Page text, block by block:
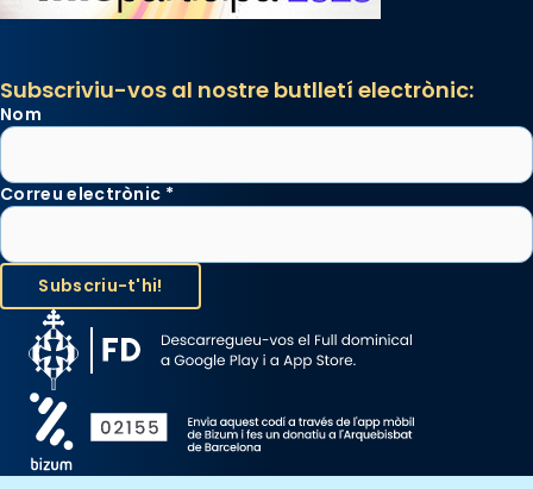
Subscriviu-vos al nostre butlletí electrònic:
Nom
Correu electrònic *